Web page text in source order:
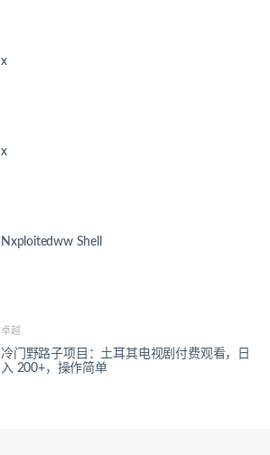
x
x
Nxploitedww Shell
卓越
冷门野路子项目：土耳其电视剧付费观看，日
入 200+，操作简单